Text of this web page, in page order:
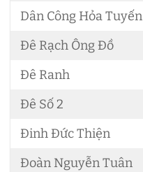
Dân Công Hỏa Tuyến
Đê Rạch Ông Đồ
Đê Ranh
Đê Số 2
Đinh Đức Thiện
Đoàn Nguyễn Tuân